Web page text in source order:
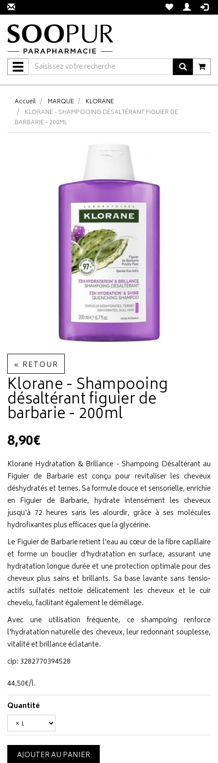
Navigation
Accueil MARQUE
KLORANE
KLORANE - SHAMPOOING DÉSALTÉRANT FIGUIER DE
BARBARIE - 200ML
« RETOUR
Klorane - Shampooing
désaltérant figuier de
barbarie - 200ml
8,90€
Klorane Hydratation & Brillance - Shampoing Désaltérant au
Figuier de Barbarie est conçu pour revitaliser les cheveux
déshydratés et ternes. Sa formule douce et sensorielle, enrichie
en Figuier de Barbarie, hydrate intensément les cheveux
jusqu'à 72 heures sans les alourdir, grâce à ses molécules
hydrofixantes plus efficaces que la glycérine.
Le Figuier de Barbarie retient l'eau au cœur de la fibre capillaire
et forme un bouclier d'hydratation en surface, assurant une
hydratation longue durée et une protection optimale pour des
cheveux plus sains et brillants. Sa base lavante sans tensio-
actifs sulfatés nettoie délicatement les cheveux et le cuir
chevelu, facilitant également le démêlage.
Avec une utilisation fréquente, ce shampoing renforce
l'hydratation naturelle des cheveux, leur redonnant souplesse,
vitalité et brillance éclatante.
cip: 3282770394528
44,50€/l.
Quantité
AJOUTER AU PANIER